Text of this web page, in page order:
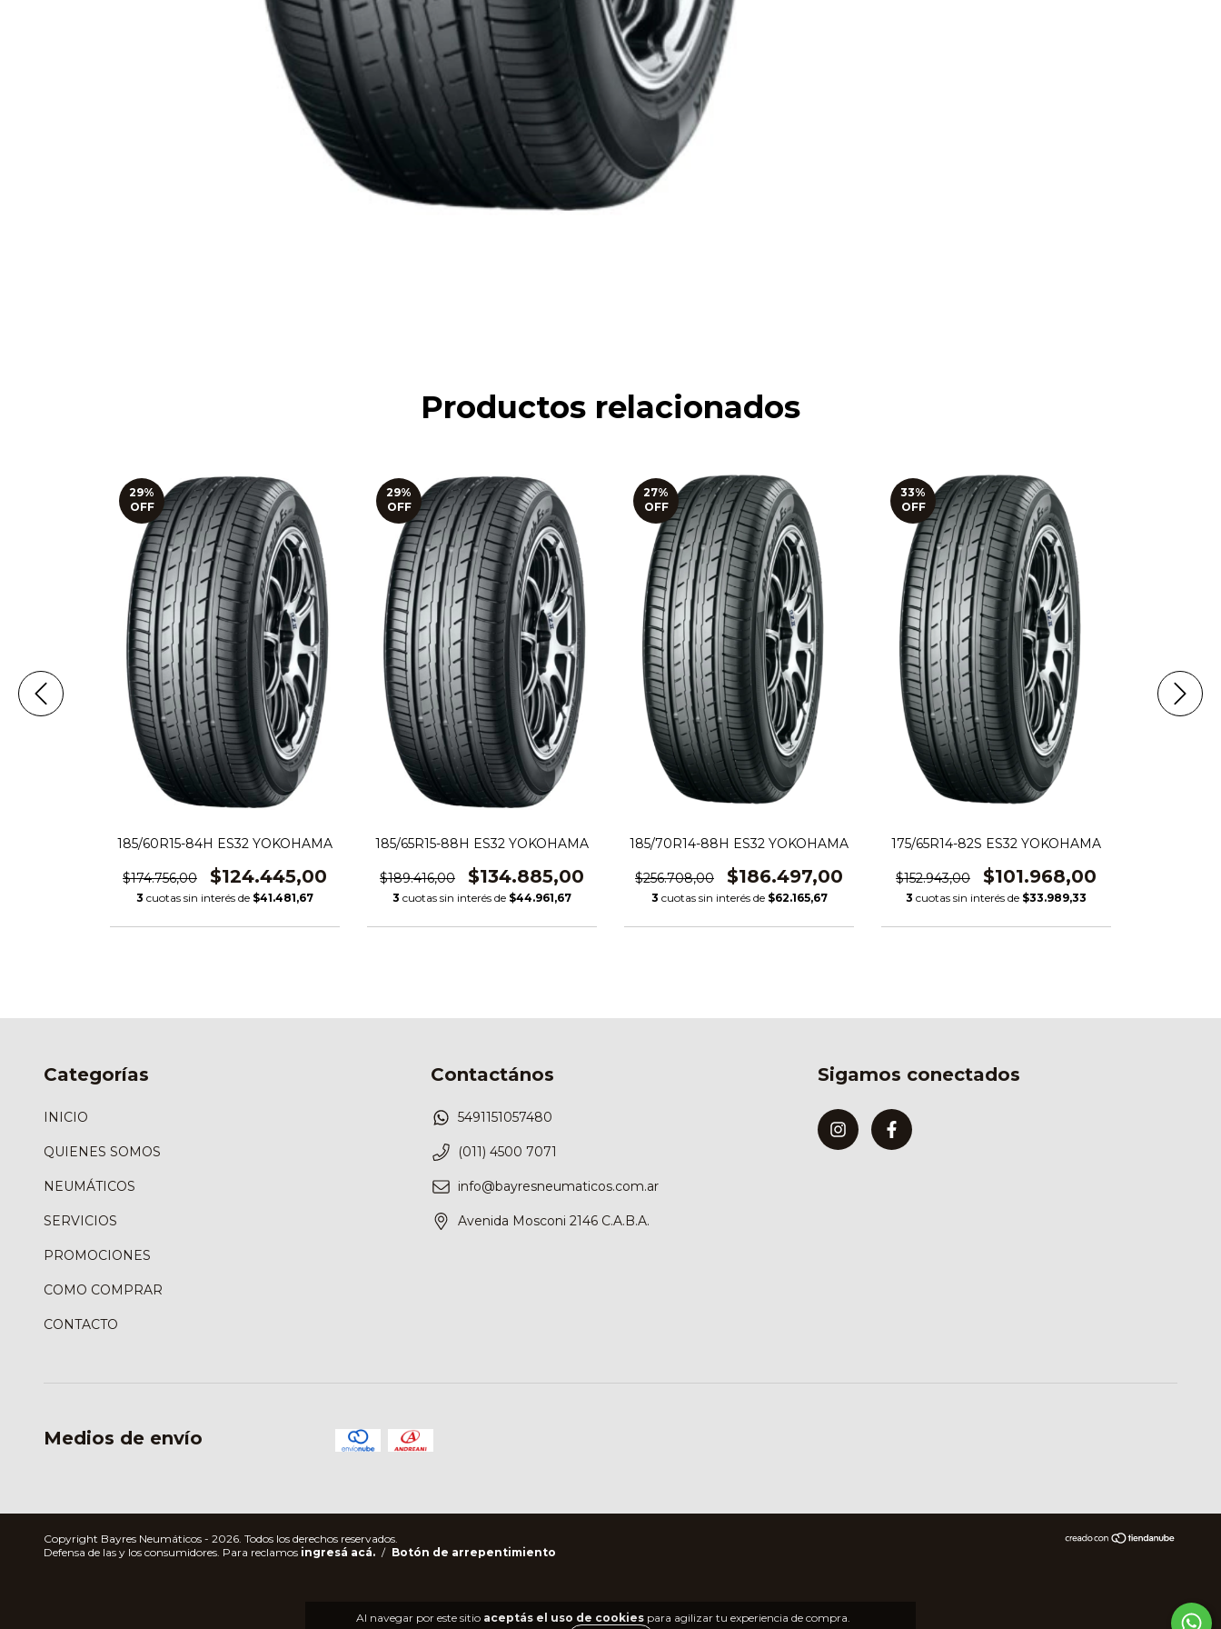
Al navegar por este sitio aceptás el uso de cookies para agilizar tu experiencia de compra.
Productos relacionados
29%
OFF
185/60R15-84H ES32 YOKOHAMA
$174.756,00 $124.445,00
3 cuotas sin interés de $41.481,67
29%
OFF
185/65R15-88H ES32 YOKOHAMA
$189.416,00 $134.885,00
3 cuotas sin interés de $44.961,67
27%
OFF
185/70R14-88H ES32 YOKOHAMA
$256.708,00 $186.497,00
3 cuotas sin interés de $62.165,67
33%
OFF
175/65R14-82S ES32 YOKOHAMA
$152.943,00 $101.968,00
3 cuotas sin interés de $33.989,33
Categorías
INICIO
QUIENES SOMOS
NEUMÁTICOS
SERVICIOS
PROMOCIONES
COMO COMPRAR
CONTACTO
Contactános
5491151057480
(011) 4500 7071
info@bayresneumaticos.com.ar
Avenida Mosconi 2146 C.A.B.A.
Sigamos conectados
Medios de envío
Copyright Bayres Neumáticos - 2026. Todos los derechos reservados.
Defensa de las y los consumidores. Para reclamos ingresá acá. / Botón de arrepentimiento